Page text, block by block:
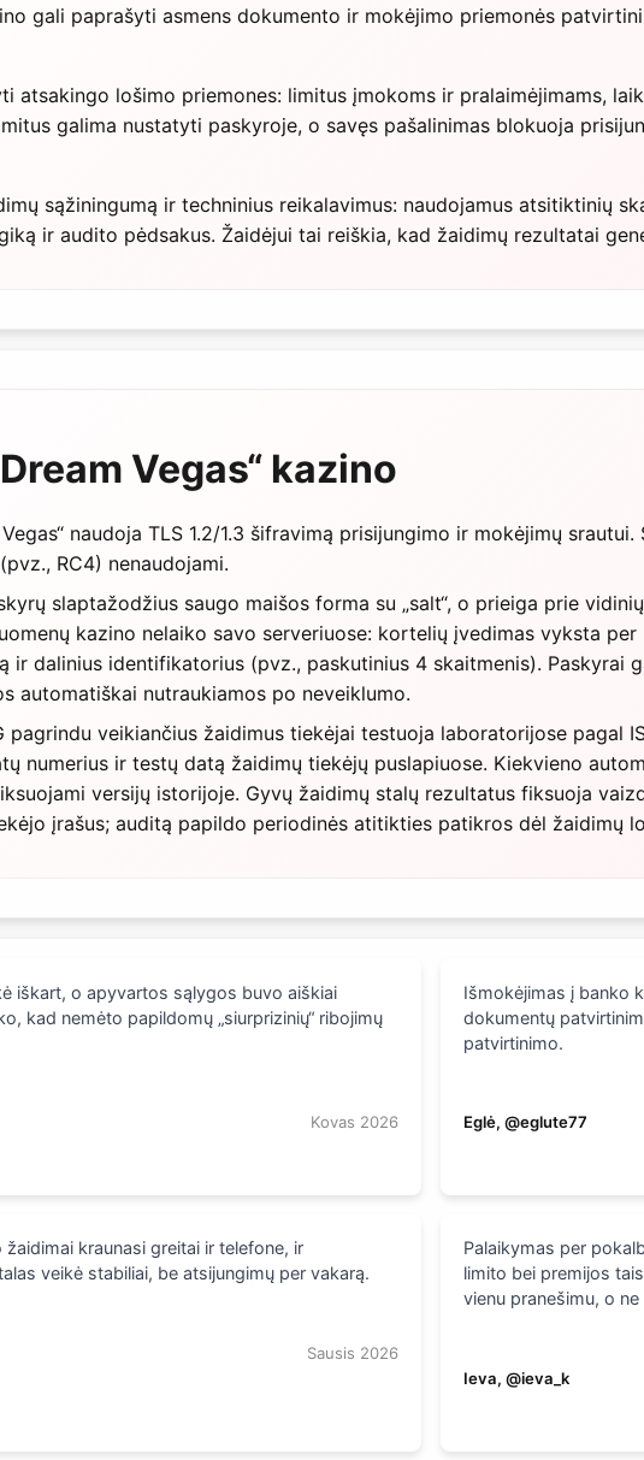
gali paprašyti asmens dokumento ir mokėjimo priemonės
atsakingo lošimo priemones: limitus įmokoms ir pralaimėjimams,
galima nustatyti paskyroje, o savęs pašalinimas blokuoja
sąžiningumą ir techninius reikalavimus: naudojamus atsitiktinių
ir audito pėdsakus. Žaidėjui tai reiškia, kad žaidimų rezultatai
Vegas“ kazino
Vegas“ naudoja TLS 1.2/1.3 šifravimą prisijungimo ir mokėjimų
RC4) nenaudojami.
slaptažodžius saugo maišos forma su „salt“, o prieiga prie
kazino nelaiko savo serveriuose: kortelių įvedimas vyksta per
ir dalinius identifikatorius (pvz., paskutinius 4 skaitmenis). Paskyrai
automatiškai nutraukiamos po neveiklumo.
pagrindu veikiančius žaidimus tiekėjai testuoja laboratorijose pagal
numerius ir testų datą žaidimų tiekėjų puslapiuose. Kiekvieno
versijų istorijoje. Gyvų žaidimų stalų rezultatus fiksuoja
įrašus; auditą papildo periodinės atitikties patikros dėl žaidimų
iškart, o apyvartos sąlygos buvo aiškiai
kad nemėto papildomų „siurprizinių“ ribojimų
Kovas 2026
Išmokėjimas į banko
dokumentų
patvirtinimo.
Eglė, @eglute77
kraunasi greitai ir telefone, ir
veikė stabiliai, be atsijungimų per vakarą.
Sausis 2026
Palaikymas per
limito bei premijos
vienu pranešimu, o ne
Ieva, @ieva_k